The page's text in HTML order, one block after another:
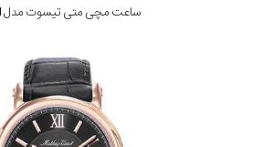
ساعت مچی متی تیسوت مدل H680BN